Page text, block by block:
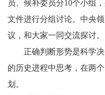
员、候补委员分10个小组
文件进行分组讨论。中央
议，和大家一同交流探讨。
正确判断形势是科学
的历史进程中思考，在两
划。